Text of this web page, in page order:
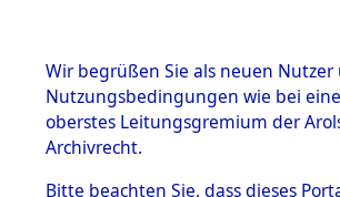
Wir begrüßen Sie als neuen Nutzer
Nutzungsbedingungen wie bei
oberstes Leitungsgremium der
Archivrecht.
Bitte beachten Sie, dass dieses